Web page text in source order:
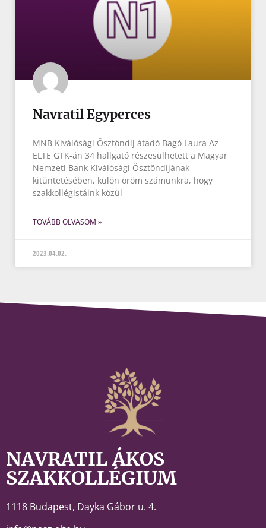
Navratil Egyperces
MNB Kiválósági Ösztöndíj átadó Bagó Laura Az
ELTE GTK-án 34 hallgató részesülhetett a Magyar
Nemzeti Bank Kiválósági Ösztöndíjának
kitüntetésében, külön öröm számunkra, hogy
szakkollégistáink közül
TOVÁBB OLVASOM »
2023.04.02.
NAVRATIL ÁKOS
SZAKKOLLÉGIUM
1118 Budapest, Dayka Gábor u. 4.